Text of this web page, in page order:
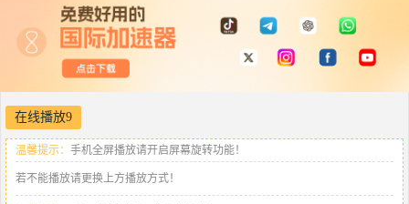
在线播放9
温馨提示： 手机全屏播放请开启屏幕旋转功能！
若不能播放请更换上方播放方式！